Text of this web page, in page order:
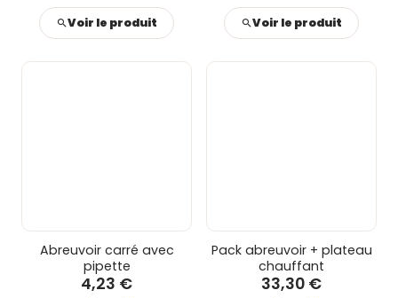
Voir le produit Voir le produit
Abreuvoir carré avec
pipette
4,23 €
Pack abreuvoir + plateau
chauffant
33,30 €